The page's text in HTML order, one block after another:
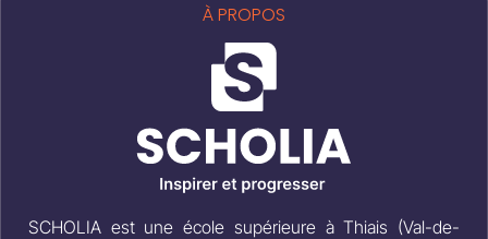
À PROPOS
SCHOLIA est une école supérieure à Thiais (Val-de-